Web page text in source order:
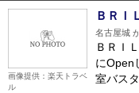
ＢＲＩ
名古屋城
ＢＲＩ
にOpen
室バス
画像提供：楽天トラベ
ル